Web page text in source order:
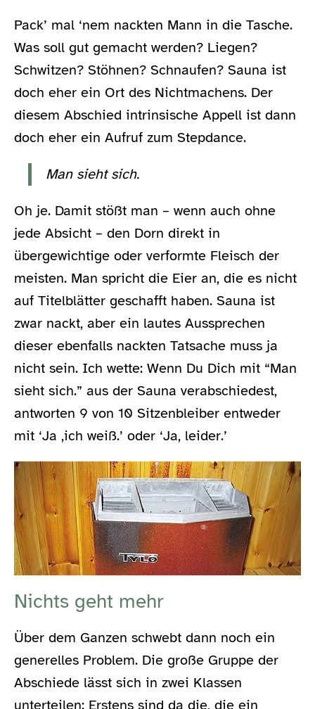
Pack’ mal ‘nem nackten Mann in die Tasche.
Was soll gut gemacht werden? Liegen?
Schwitzen? Stöhnen? Schnaufen? Sauna ist
doch eher ein Ort des Nichtmachens. Der
diesem Abschied intrinsische Appell ist dann
doch eher ein Aufruf zum Stepdance.
Man sieht sich.
Oh je. Damit stößt man – wenn auch ohne
jede Absicht – den Dorn direkt in
übergewichtige oder verformte Fleisch der
meisten. Man spricht die Eier an, die es nicht
auf Titelblätter geschafft haben. Sauna ist
zwar nackt, aber ein lautes Aussprechen
dieser ebenfalls nackten Tatsache muss ja
nicht sein. Ich wette: Wenn Du Dich mit “Man
sieht sich.” aus der Sauna verabschiedest,
antworten 9 von 10 Sitzenbleiber entweder
mit ‘Ja ,ich weiß.’ oder ‘Ja, leider.’
Nichts geht mehr
Über dem Ganzen schwebt dann noch ein
generelles Problem. Die große Gruppe der
Abschiede lässt sich in zwei Klassen
unterteilen: Erstens sind da die, die ein